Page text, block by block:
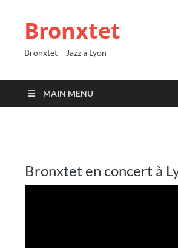
Bronxtet
Bronxtet – Jazz à Lyon
MAIN MENU
Bronxtet en concert à